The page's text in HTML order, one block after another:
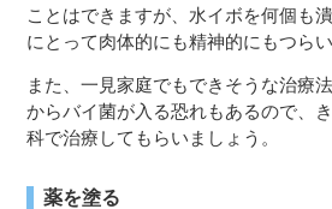
ことはできますが、水イボを何個も
にとって肉体的にも精神的にもつらい
また、一見家庭でもできそうな治療
からバイ菌が入る恐れもあるので、
科で治療してもらいましょう。
薬を塗る